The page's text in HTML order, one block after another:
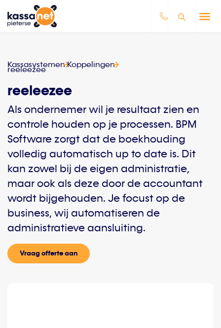
Kassasystemen Koppelingen
reeleezee
reeleezee
Als ondernemer wil je resultaat zien en
controle houden op je processen. BPM
Software zorgt dat de boekhouding
volledig automatisch up to date is. Dit
kan zowel bij de eigen administratie,
maar ook als deze door de accountant
wordt bijgehouden. Je focust op de
business, wij automatiseren de
administratieve aansluiting.
Vraag offerte aan